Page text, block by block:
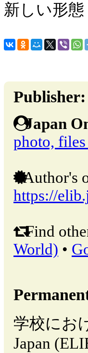
新しい形態
Publisher:
Japan
photo,
Author's
https://
Find
World) •
学校にお
Japan